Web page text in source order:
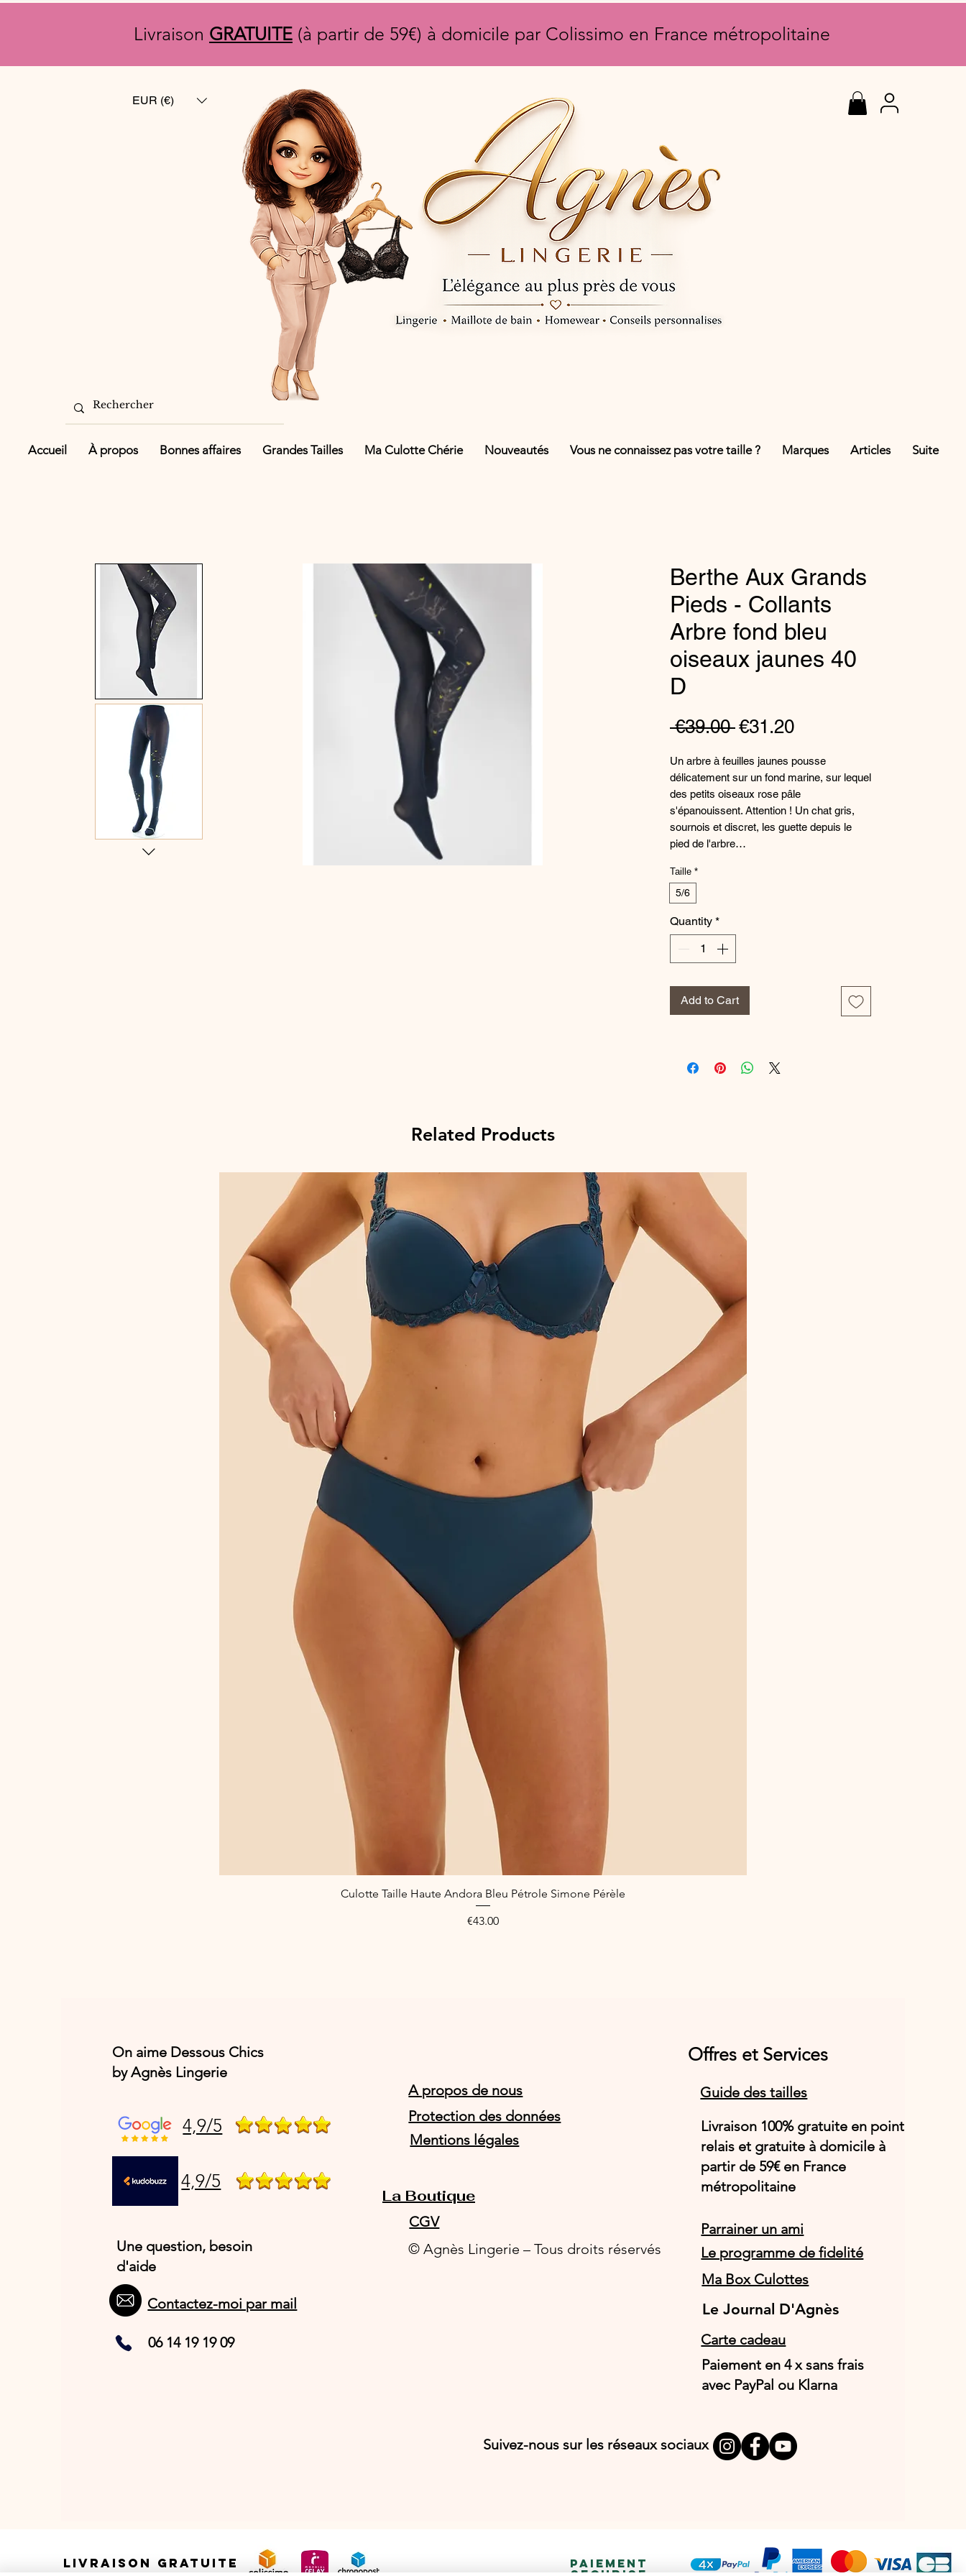
Livraison GRATUITE (à partir de 59€) à domicile par Colissimo en France métropolitaine
EUR (€)
Accueil À propos Bonnes affaires Grandes Tailles Ma Culotte Chérie Nouveautés Vous ne connaissez pas votre taille ? Marques Articles Suite
Berthe Aux Grands
Pieds - Collants
Arbre fond bleu
oiseaux jaunes 40
D
€39.00 Regular
€31.20Sale
Un arbre à feuilles jaunes pousse
délicatement sur un fond marine, sur lequel
des petits oiseaux rose pâle
s'épanouissent. Attention ! Un chat gris,
sournois et discret, les guette depuis le
pied de l'arbre…
Taille *
5/6
Quantity *
Add to Cart
Related Products
Quick View
Culotte Taille Haute Andora Bleu Pétrole Simone Pérèle
Price
€43.00
On aime Dessous Chics
by Agnès Lingerie
4,9/5
4,9/5
Une question, besoin
d'aide
Contactez-moi par mail
06 14 19 19 09
Offres et Services
A propos de nous
Protection des données
Mentions légales
Guide des tailles
Livraison 100% gratuite en point
relais et gratuite à domicile à
partir de 59€ en France
métropolitaine
CGV
Parrainer un ami
Le programme de fidelité
© Agnès Lingerie – Tous droits réservés
Ma Box Culottes
Le Journal D'Agnès
Le Journal D'Agnès
Carte cadeau
Paiement en 4 x sans frais
avec PayPal ou Klarna
Suivez-nous sur les réseaux sociaux
La Boutique
LIVRAISON GRATUITE PAIEMENT